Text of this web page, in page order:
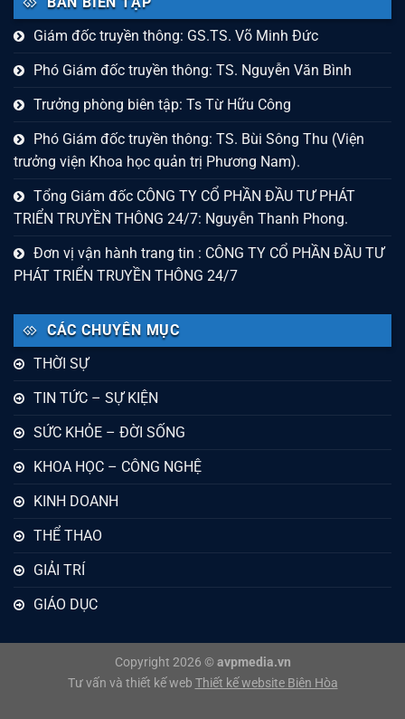
Giám đốc truyền thông: GS.TS. Võ Minh Đức
Phó Giám đốc truyền thông: TS. Nguyễn Văn Bình
Trưởng phòng biên tập: Ts Từ Hữu Công
Phó Giám đốc truyền thông: TS. Bùi Sông Thu (Viện
trưởng viện Khoa học quản trị Phương Nam).
Tổng Giám đốc CÔNG TY CỔ PHẦN ĐẦU TƯ PHÁT
TRIỂN TRUYỀN THÔNG 24/7: Nguyễn Thanh Phong.
Đơn vị vận hành trang tin : CÔNG TY CỔ PHẦN ĐẦU TƯ
PHÁT TRIỂN TRUYỀN THÔNG 24/7
CÁC CHUYÊN MỤC
THỜI SỰ
TIN TỨC – SỰ KIỆN
SỨC KHỎE – ĐỜI SỐNG
KHOA HỌC – CÔNG NGHỆ
KINH DOANH
THỂ THAO
GIẢI TRÍ
GIÁO DỤC
Copyright 2026 © avpmedia.vn
Tư vấn và thiết kế web Thiết kế website Biên Hòa